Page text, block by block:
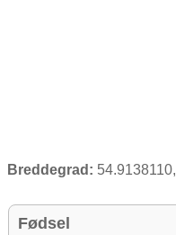
Breddegrad: 54.9138110,
Fødsel